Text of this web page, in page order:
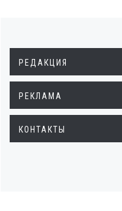
РЕДАКЦИЯ
РЕКЛАМА
КОНТАКТЫ